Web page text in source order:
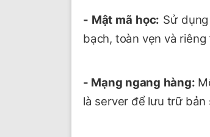
- Mật mã học: Sử
bạch, toàn vẹn và riêng
- Mạng ngang hàng:
là server để lưu trữ bản